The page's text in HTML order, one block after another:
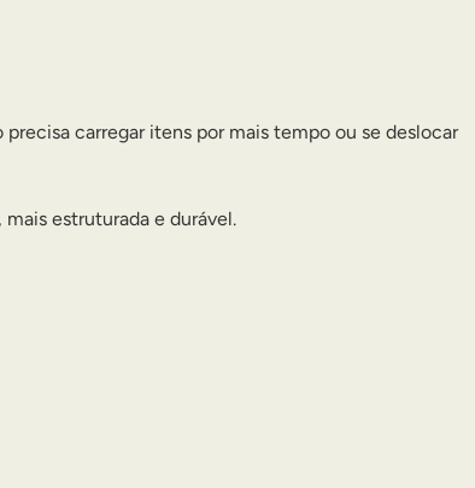
carregar itens por mais tempo ou se deslocar
estruturada e durável.